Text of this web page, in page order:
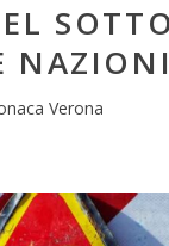
NAZIONI
Verona